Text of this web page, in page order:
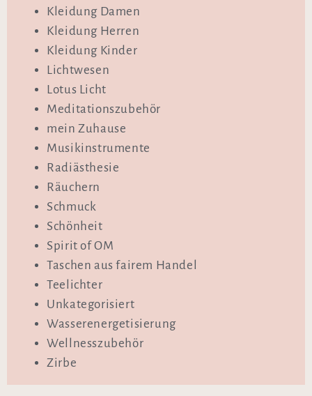
Kleidung Damen
Kleidung Herren
Kleidung Kinder
Lichtwesen
Lotus Licht
Meditationszubehör
mein Zuhause
Musikinstrumente
Radiästhesie
Räuchern
Schmuck
Schönheit
Spirit of OM
Taschen aus fairem Handel
Teelichter
Unkategorisiert
Wasserenergetisierung
Wellnesszubehör
Zirbe